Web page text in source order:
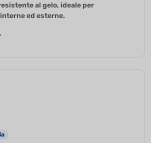
al gelo, ideale per
ed esterne.